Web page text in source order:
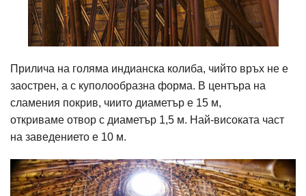
Прилича на голяма индианска колиба, чийто връх не е
заострен, а с куполообразна форма. В центъра на
сламения покрив, чиито диаметър е 15 м,
откриваме отвор с диаметър 1,5 м. Най-високата част
на заведението е 10 м.